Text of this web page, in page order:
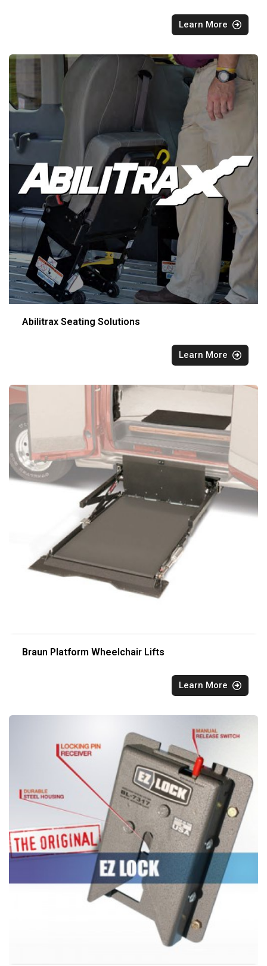
Learn More
Abilitrax Seating Solutions
Learn More
Braun Platform Wheelchair Lifts
Learn More